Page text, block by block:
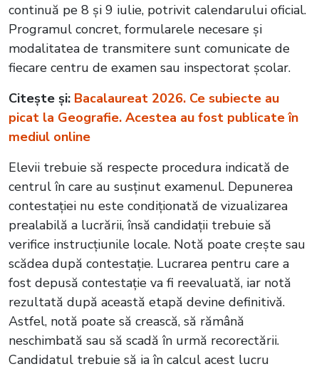
continuă pe 8 și 9 iulie, potrivit calendarului oficial.
Programul concret, formularele necesare și
modalitatea de transmitere sunt comunicate de
fiecare centru de examen sau inspectorat școlar.
Citește și: Bacalaureat 2026. Ce subiecte au
picat la Geografie. Acestea au fost publicate în
mediul online
Elevii trebuie să respecte procedura indicată de
centrul în care au susținut examenul. Depunerea
contestației nu este condiționată de vizualizarea
prealabilă a lucrării, însă candidații trebuie să
verifice instrucțiunile locale. Notă poate crește sau
scădea după contestație. Lucrarea pentru care a
fost depusă contestație va fi reevaluată, iar notă
rezultată după această etapă devine definitivă.
Astfel, notă poate să crească, să rămână
neschimbată sau să scadă în urmă recorectării.
Candidatul trebuie să ia în calcul acest lucru